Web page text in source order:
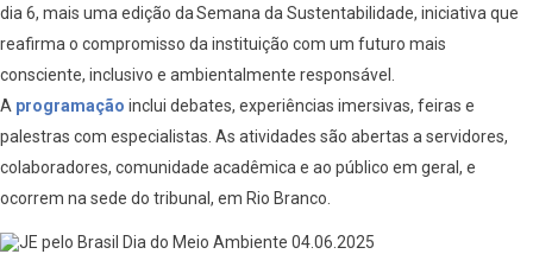
dia 6, mais uma edição da Semana da Sustentabilidade, iniciativa que
reafirma o compromisso da instituição com um futuro mais
consciente, inclusivo e ambientalmente responsável.
A programação inclui debates, experiências imersivas, feiras e
palestras com especialistas. As atividades são abertas a servidores,
colaboradores, comunidade acadêmica e ao público em geral, e
ocorrem na sede do tribunal, em Rio Branco.